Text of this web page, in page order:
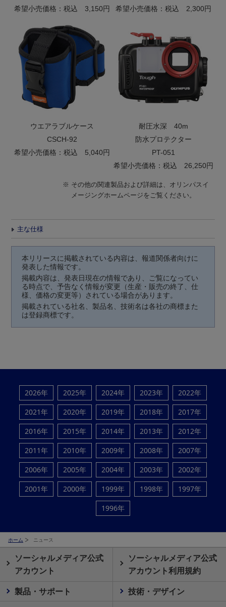
希望小売価格：税込 3,150円
希望小売価格：税込 2,300円
ウエアラブルケース
CSCH-92
希望小売価格：税込 5,040円
耐圧水深 40m
防水プロテクター
PT-051
希望小売価格：税込 26,250円
※ その他の関連製品および詳細は、オリンパスイ
メージングホームページをご覧ください。
主な仕様
本リリースに掲載されている内容は、報道関係者向けに
発表した情報です。
掲載内容は、発表日現在の情報であり、ご覧になってい
る時点で、予告なく情報が変更（生産・販売の終了、仕
様、価格の変更等）されている場合があります。
掲載されている社名、製品名、技術名は各社の商標また
は登録商標です。
2026年 2025年 2024年 2023年
2022年
2021年
2020年 2019年 2018年
2017年
2016年
2015年 2014年 2013年
2012年
2011年
2010年 2009年 2008年
2007年
2006年
2005年 2004年 2003年
2002年
2001年
2000年 1999年 1998年
1997年
1996年
ホーム ニュース
ソーシャルメディア公式
アカウント
ソーシャルメディア公式
アカウント利用規約
製品・サポート
技術・デザイン